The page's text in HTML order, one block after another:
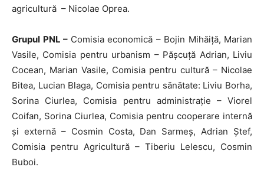
agricultură – Nicolae Oprea.
Grupul PNL – Comisia economică – Bojin Mihăiță, Marian
Vasile, Comisia pentru urbanism – Pășcuță Adrian, Liviu
Cocean, Marian Vasile, Comisia pentru cultură – Nicolae
Bitea, Lucian Blaga, Comisia pentru sănătate: Liviu Borha,
Sorina Ciurlea, Comisia pentru administrație – Viorel
Coifan, Sorina Ciurlea, Comisia pentru cooperare internă
și externă – Cosmin Costa, Dan Sarmeș, Adrian Ștef,
Comisia pentru Agricultură – Tiberiu Lelescu, Cosmin
Buboi.